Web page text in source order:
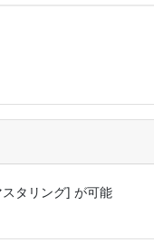
スタリング] が可能